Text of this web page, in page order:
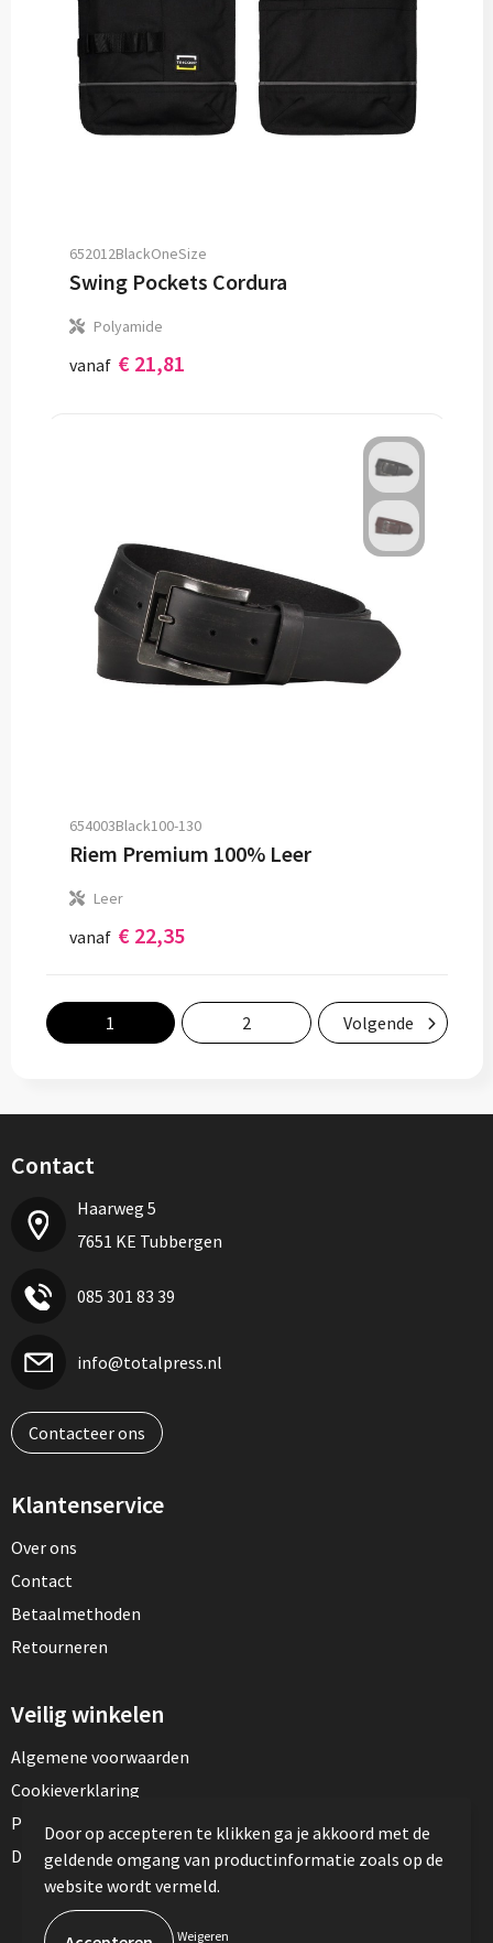
652012BlackOneSize
Swing Pockets Cordura
Polyamide
vanaf € 21,81
654003Black100-130
Riem Premium 100% Leer
Leer
vanaf € 22,35
1 2 Volgende
Contact
Haarweg 5
7651 KE Tubbergen
085 301 83 39
info@totalpress.nl
Contacteer ons
Klantenservice
Over ons
Contact
Betaalmethoden
Retourneren
Veilig winkelen
Algemene voorwaarden
Cookieverklaring
Privacyverklaring
Disclaimer
© Copyright TotalPress 2023
Door op accepteren te klikken ga je akkoord met de
geldende omgang van productinformatie zoals op de
website wordt vermeld.
Weigeren